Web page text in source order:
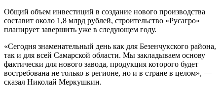
Общий объем инвестиций в создание нового производства
составит около 1,8 млрд рублей, строительство «Русагро»
планирует завершить уже в следующем году.
«Сегодня знаменательный день как для Безенчукского района,
так и для всей Самарской области. Мы закладываем основу
фактически для нового завода, продукция которого будет
востребована не только в регионе, но и в стране в целом», —
сказал Николай Меркушкин.